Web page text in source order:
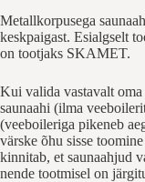
Metallkorpusega
keskpaigast. Esialgselt
on tootjaks SKAMET.
Kui valida vastavalt oma
saunaahi (ilma
(veeboileriga pikeneb
värske õhu sisse
kinnitab, et saunaahjud
nende tootmisel on